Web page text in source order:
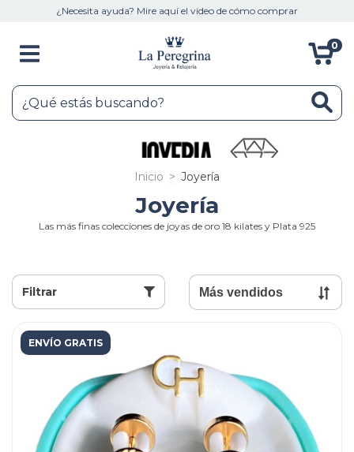
¿Necesita ayuda? Mire aquí el video de cómo comprar
0
Inicio > Joyería
Joyería
Las más finas colecciones de joyas de oro 18 kilates y Plata 925
Filtrar
ENVÍO GRATIS